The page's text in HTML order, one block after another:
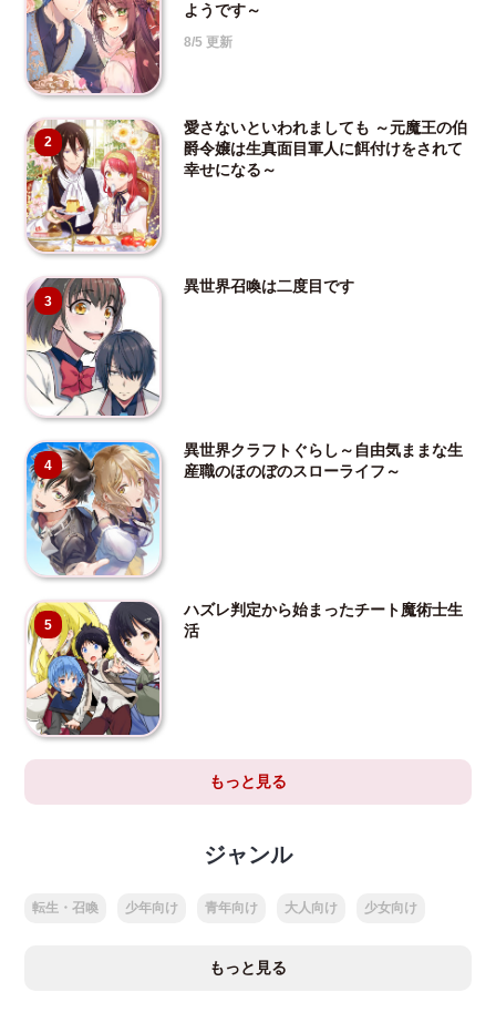
ようです～
8/5 更新
2
愛さないといわれましても ～元魔王の伯
爵令嬢は生真面目軍人に餌付けをされて
幸せになる～
3
異世界召喚は二度目です
4
異世界クラフトぐらし～自由気ままな生
産職のほのぼのスローライフ～
5
ハズレ判定から始まったチート魔術士生
活
もっと見る
ジャンル
転生・召喚 少年向け 青年向け 大人向け 少女向け
もっと見る